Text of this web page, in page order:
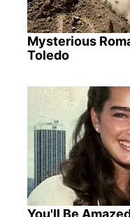
Mysterious
Toledo
You'll Be